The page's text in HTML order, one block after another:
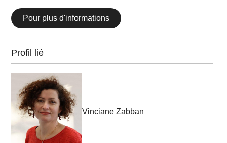
Pour plus d'informations
Profil lié
Vinciane Zabban